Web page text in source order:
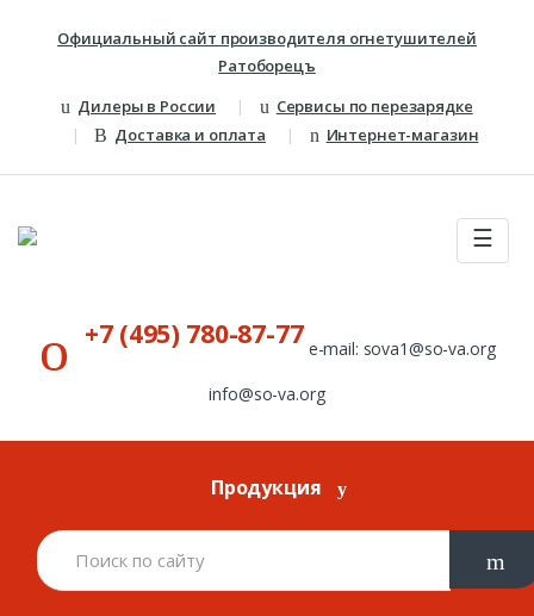
Официальный сайт производителя огнетушителей
Ратоборецъ
Дилеры в России
Сервисы по перезарядке
Доставка и оплата
Интернет-магазин
☰
+7 (495) 780-87-77 e-mail: sova1@so-va.org
info@so-va.org
Продукция